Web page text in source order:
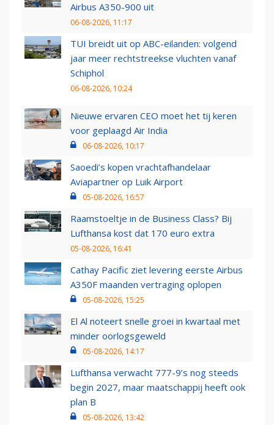
Airbus A350-900 uit
06-08-2026, 11:17
TUI breidt uit op ABC-eilanden: volgend
jaar meer rechtstreekse vluchten vanaf
Schiphol
06-08-2026, 10:24
Nieuwe ervaren CEO moet het tij keren
voor geplaagd Air India
06-08-2026, 10:17
Saoedi’s kopen vrachtafhandelaar
Aviapartner op Luik Airport
05-08-2026, 16:57
Raamstoeltje in de Business Class? Bij
Lufthansa kost dat 170 euro extra
05-08-2026, 16:41
Cathay Pacific ziet levering eerste Airbus
A350F maanden vertraging oplopen
05-08-2026, 15:25
El Al noteert snelle groei in kwartaal met
minder oorlogsgeweld
05-08-2026, 14:17
Lufthansa verwacht 777-9’s nog steeds
begin 2027, maar maatschappij heeft ook
plan B
05-08-2026, 13:42